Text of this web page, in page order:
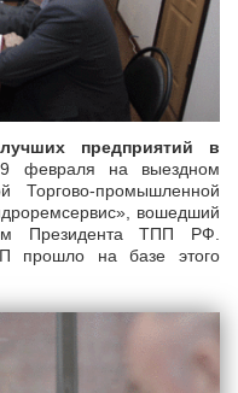
предприятий в
февраля на выездном
Торгово-промышленной
вошедший
Президента ТПП РФ.
прошло на базе этого